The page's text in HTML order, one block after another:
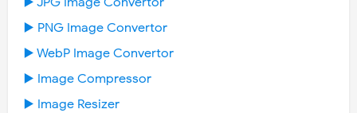
▶️ PNG Image Convertor
▶️ WebP Image Convertor
▶️ Image Compressor
▶️ Image Resizer